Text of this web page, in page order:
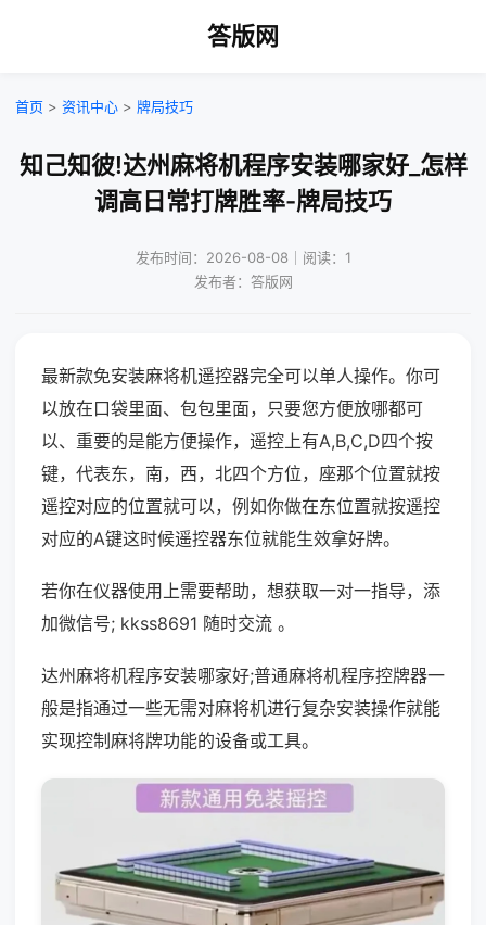
答版网
首页 > 资讯中心 > 牌局技巧
知己知彼!达州麻将机程序安装哪家好_怎样
调高日常打牌胜率-牌局技巧
发布时间：2026-08-08｜阅读：1
发布者：答版网
最新款免安装麻将机遥控器完全可以单人操作。你可
以放在口袋里面、包包里面，只要您方便放哪都可
以、重要的是能方便操作，遥控上有A,B,C,D四个按
键，代表东，南，西，北四个方位，座那个位置就按
遥控对应的位置就可以，例如你做在东位置就按遥控
对应的A键这时候遥控器东位就能生效拿好牌。
若你在仪器使用上需要帮助，想获取一对一指导，添
加微信号; kkss8691 随时交流 。
达州麻将机程序安装哪家好;普通麻将机程序控牌器一
般是指通过一些无需对麻将机进行复杂安装操作就能
实现控制麻将牌功能的设备或工具。